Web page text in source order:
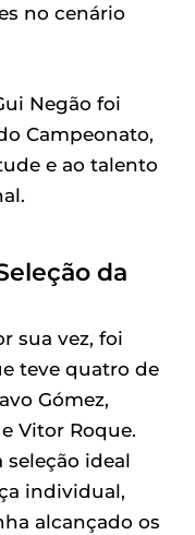
no cenário
Negão foi
Campeonato,
e ao talento
da
sua vez, foi
teve quatro de
Gómez,
Vitor Roque.
ideal
individual,
alcançado os